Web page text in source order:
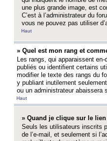
une plus grande image, est
C’est à l’administrateur du
vous ne pouvez pas utiliser
Haut
» Quel est mon rang et
Les rangs, qui apparaissent
publiés ou identifient certains
modifier le texte des rangs du
y publiant inutilement
ou un administrateur abaissera
Haut
» Quand je clique sur le lien
Seuls les utilisateurs inscrits
de l’e-mail, et seulement si